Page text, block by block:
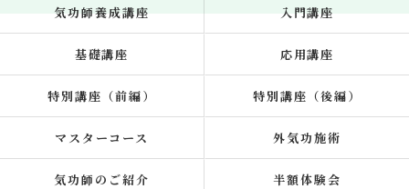
気功師養成講座 入門講座
基礎講座 応用講座
特別講座（前編） 特別講座（後編）
マスターコース 外気功施術
気功師のご紹介 半額体験会